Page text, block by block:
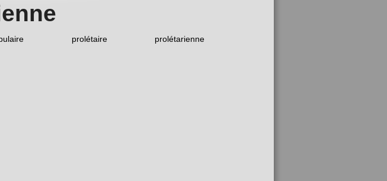
prolétaire prolétarienne